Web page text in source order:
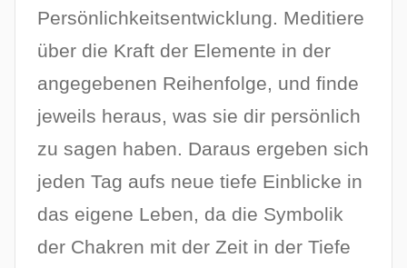
Persönlichkeitsentwicklung. Meditiere
über die Kraft der Elemente in der
angegebenen Reihenfolge, und finde
jeweils heraus, was sie dir persönlich
zu sagen haben. Daraus ergeben sich
jeden Tag aufs neue tiefe Einblicke in
das eigene Leben, da die Symbolik
der Chakren mit der Zeit in der Tiefe